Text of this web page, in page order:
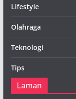
Lifestyle
Olahraga
Teknologi
Tips
Laman